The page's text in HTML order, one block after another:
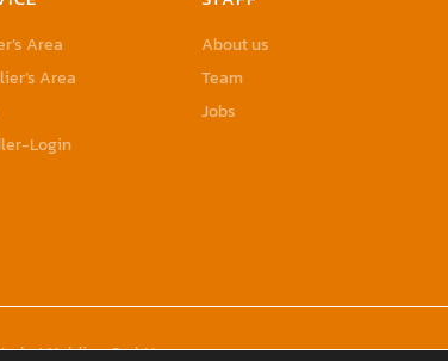
Area
Area
Login
About us
Team
Jobs
Holding GmbH